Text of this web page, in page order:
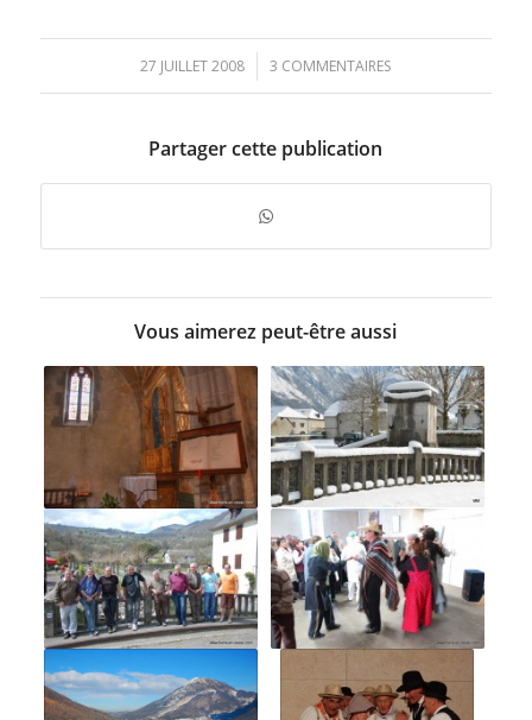
27 JUILLET 2008
/ 3 COMMENTAIRES
Partager cette publication
Vous aimerez peut-être aussi